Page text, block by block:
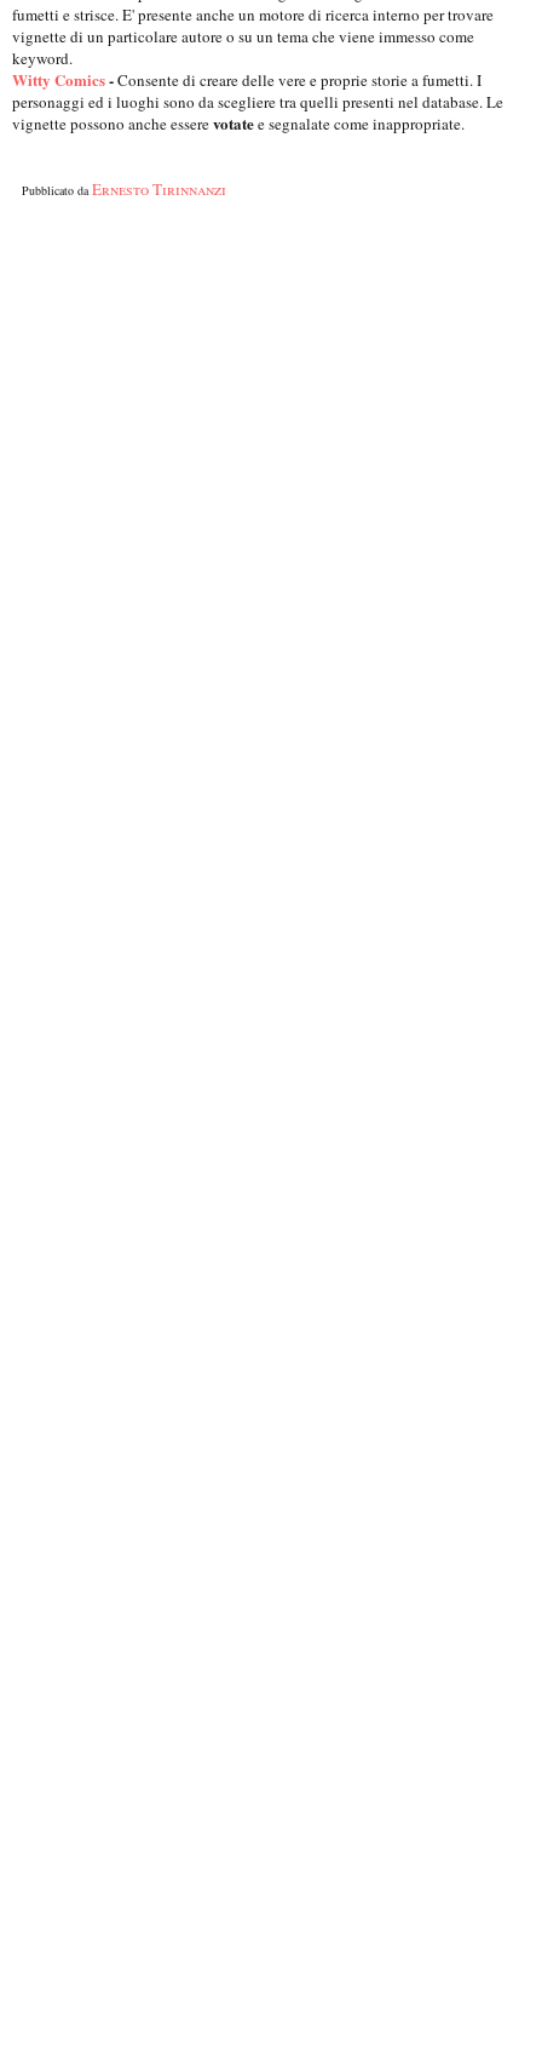
fumetti e strisce. E' presente anche un motore di ricerca interno per trovare
vignette di un particolare autore o su un tema che viene immesso come
keyword.
Witty Comics-Consente di creare delle vere e proprie storie a fumetti. I
personaggi ed i luoghi sono da scegliere tra quelli presenti nel database. Le
vignette possono anche esserevotatee segnalate come inappropriate.
Pubblicato daErnesto Tirinnanzi